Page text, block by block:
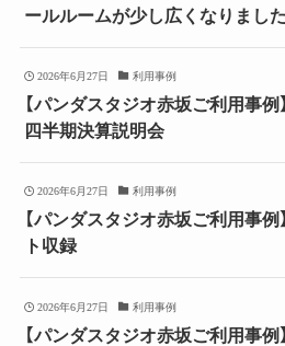
ールルームが少し広くなりました
2026年6月27日 利用事例
【パンダスタジオ赤坂ご利用事
四半期決算説明会
2026年6月27日 利用事例
【パンダスタジオ赤坂ご利用事
ト収録
2026年6月27日 利用事例
【パンダスタジオ赤坂ご利用事